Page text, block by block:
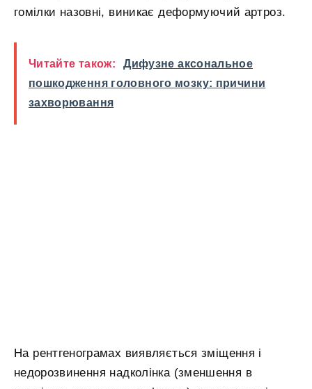
гомілки назовні, виникає деформуючий артроз.
Читайте також:
Дифузне аксональное
пошкодження головного мозку: причини
захворювання
На рентгенограмах виявляється зміщення і
недорозвинення надколінка (зменшення в